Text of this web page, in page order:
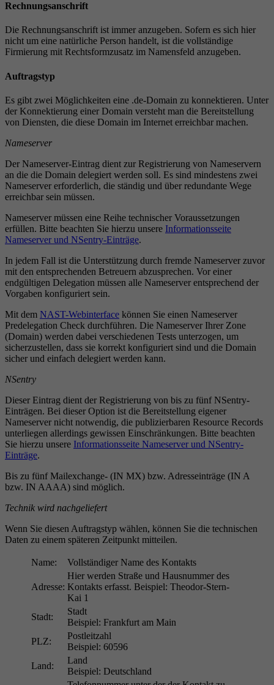
Rechnungsanschrift
Die Rechnungsanschrift ist immer anzugeben. Sofern es sich hier
nicht um eine natürliche Person handelt, ist die vollständige
Firmierung mit Rechtsformzusatz im Namensfeld anzugeben.
Auftragstyp
Es gibt zwei Möglichkeiten eine .de-Domain zu konnektieren. Unter
der Konnektierung einer Domain versteht man die Bereitstellung
von Diensten, die diese Domain im Internet erreichbar machen.
Nameserver
Der Nameserver-Eintrag dient zur Registrierung von Nameservern
an die die Domain delegiert werden soll. Es sind mindestens zwei
Nameserver erforderlich, die ständig und über redundante Wege
erreichbar sein müssen.
Nameserver müssen eine Reihe technischer Voraussetzungen
erfüllen. Bitte beachten Sie hierzu unsere Informationsseite
Nameserver und NSentry-Einträge.
In jedem Fall ist die Unterstützung durch fremde Nameserver zuvor
mit den entsprechenden Betreuern abzusprechen. Vor einer
endgültigen Delegation müssen alle Nameserver entsprechend der
Vorgaben konfiguriert sein.
Mit dem NAST-Webinterface können Sie einen Nameserver
Predelegation Check durchführen. Die Nameserver Ihrer Zone
(Domain) werden dabei verschiedenen Tests unterzogen, um
sicherzustellen, dass sie korrekt konfiguriert sind und die Domain
sicher und einfach delegiert werden kann.
NSentry
Dieser Eintrag dient der Registrierung von bis zu fünf NSentry-
Einträgen. Bei dieser Option ist die Bereitstellung eigener
Nameserver nicht notwendig, die publizierbaren Resource Records
unterliegen allerdings gewissen Einschränkungen. Bitte beachten
Sie hierzu unsere Informationsseite Nameserver und NSentry-
Einträge.
Bis zu fünf Mailexchange- (IN MX) bzw. Adresseinträge (IN A
bzw. IN AAAA) sind möglich.
Technik wird nachgeliefert
Wenn Sie diesen Auftragstyp wählen, können Sie die technischen
Daten zu einem späteren Zeitpunkt mitteilen.
Name: Vollständiger Name des Kontakts
Adresse:
Hier werden Straße und Hausnummer des
Kontakts erfasst. Beispiel: Theodor-Stern-
Kai 1
Stadt:
Stadt
Beispiel: Frankfurt am Main
PLZ:
Postleitzahl
Beispiel: 60596
Land:
Land
Beispiel: Deutschland